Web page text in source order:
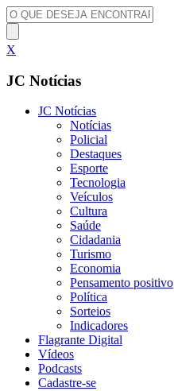
X
JC Notícias
JC Notícias
Notícias
Policial
Destaques
Esporte
Tecnologia
Veículos
Cultura
Saúde
Cidadania
Turismo
Economia
Pensamento positivo
Política
Sorteios
Indicadores
Flagrante Digital
Vídeos
Podcasts
Cadastre-se